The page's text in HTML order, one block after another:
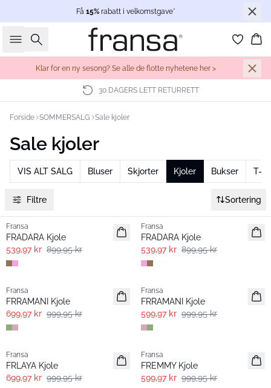
Få 15% rabatt i velkomstgave*
Søk
Klar for en ny sesong? Se alle de flotte nyhetene her >
30 DAGERS LETT RETURRETT
Forside SOMMERSALG Sale kjoler
Sale kjoler
VIS ALT SALG Bluser Skjorter Kjoler Bukser T-
Filtre Sortering
- 40% | Salg
Fransa
FRADARA Kjole
539,97 kr 899,95 kr
Fransa
FRADARA Kjole
539,97 kr 899,95 kr
-30%
Fransa
FRRAMANI Kjole
699,97 kr 999,95 kr
- 40% | Salg
Fransa
FRRAMANI Kjole
599,97 kr 999,95 kr
-30%
Fransa
FRLAYA Kjole
699,97 kr 999,95 kr
- 40% | Salg
Fransa
FREMMY Kjole
599,97 kr 999,95 kr